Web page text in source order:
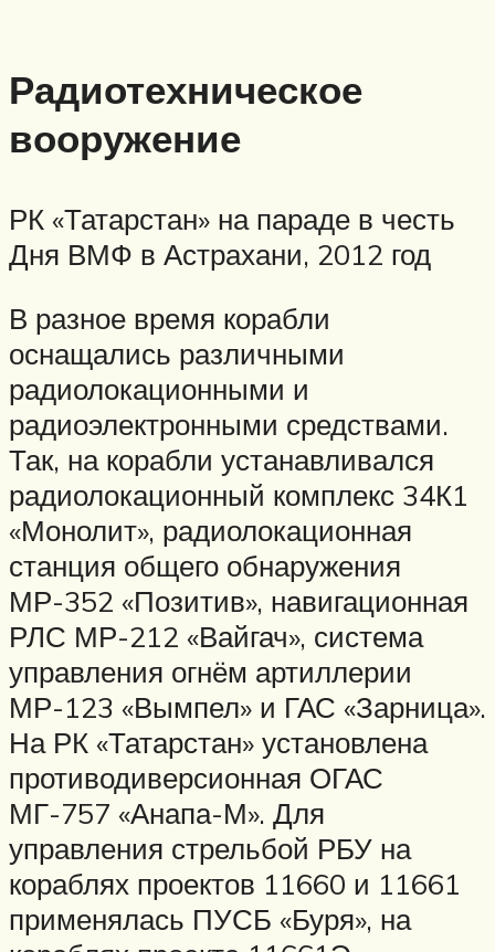
Радиотехническое
вооружение
РК «Татарстан» на параде в честь
Дня ВМФ в Астрахани, 2012 год
В разное время корабли
оснащались различными
радиолокационными и
радиоэлектронными средствами.
Так, на корабли устанавливался
радиолокационный комплекс 34К1
«Монолит», радиолокационная
станция общего обнаружения
МР-352 «Позитив», навигационная
РЛС МР-212 «Вайгач», система
управления огнём артиллерии
МР-123 «Вымпел» и ГАС «Зарница».
На РК «Татарстан» установлена
противодиверсионная ОГАС
МГ-757 «Анапа-М». Для
управления стрельбой РБУ на
кораблях проектов 11660 и 11661
применялась ПУСБ «Буря», на